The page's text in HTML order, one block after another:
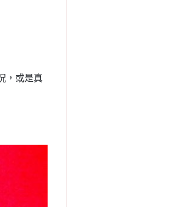
，或是真